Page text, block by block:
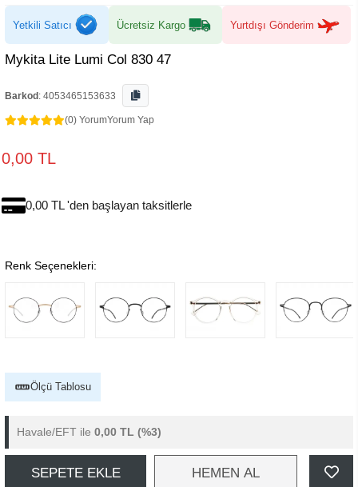
Yetkili Satıcı Ücretsiz Kargo Yurtdışı Gönderim
Mykita Lite Lumi Col 830 47
Barkod : 4053465153633
(0) YorumYorum Yap
0,00 TL
0,00 TL 'den başlayan taksitlerle
Renk Seçenekleri:
Ölçü Tablosu
Havale/EFT ile 0,00 TL (%3)
SEPETE EKLE HEMEN AL